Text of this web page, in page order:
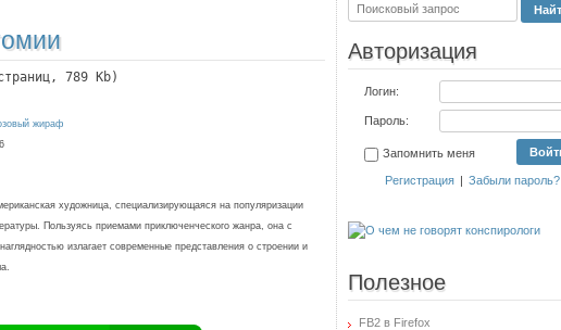
789 Kb)
жираф
художница, специализирующаяся на популяризации
Пользуясь приемами приключенческого жанра, она с
излагает современные представления о строении и
Авторизация
Логин:
Пароль:
Запомнить меня
Регистрация | Забыли пароль?
Полезное
FB2 в Firefox